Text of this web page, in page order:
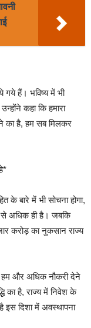
गये हैं। भविष्य में भी
कहा कि हमारा
का है, हम सब मिलकर
के बारे में भी सोचना होगा,
से अधिक ही है। जबकि
करोड़ का नुकसान राज्य
हम और अधिक नौकरी देने
का है, राज्य में निवेश के
इस दिशा में अवस्थापना